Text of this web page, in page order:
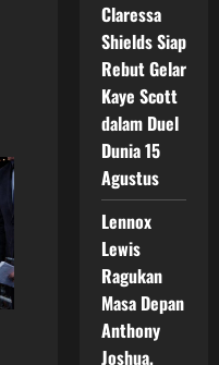
Claressa
Shields Siap
Rebut Gelar
Kaye Scott
dalam Duel
Dunia 15
Agustus
Lennox
Lewis
Ragukan
Masa Depan
Anthony
Joshua,